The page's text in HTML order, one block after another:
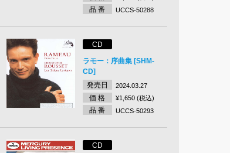
品 番 UCCS-50288
CD
ラモー：序曲集 [SHM-
CD]
発売日
2024.03.27
価 格 ¥1,650 (税込)
品 番 UCCS-50293
CD